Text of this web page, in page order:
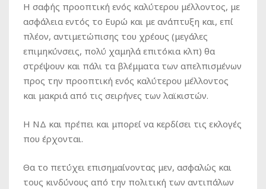
Η σαφής προοπτική ενός καλύτερου μέλλοντος, με
ασφάλεια εντός το Ευρώ και με ανάπτυξη και, επί
πλέον, αντιμετώπισης του χρέους (μεγάλες
επιμηκύνσεις, πολύ χαμηλά επιτόκια κλπ) θα
στρέψουν και πάλι τα βλέμματα των απελπισμένων
προς την προοπτική ενός καλύτερου μέλλοντος
και μακριά από τις σειρήνες των λαϊκιστών.
Η ΝΔ και πρέπει και μπορεί να κερδίσει τις εκλογές
που έρχονται.
Θα το πετύχει επισημαίνοντας μεν, ασφαλώς και
τους κινδύνους από την πολιτική των αντιπάλων